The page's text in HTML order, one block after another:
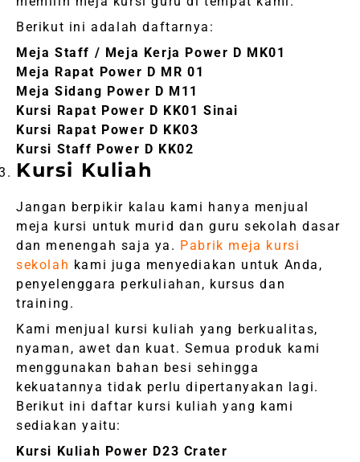
Berikut ini adalah daftarnya:
Meja Staff / Meja Kerja Power D MK01
Meja Rapat Power D MR 01
Meja Sidang Power D M11
Kursi Rapat Power D KK01 Sinai
Kursi Rapat Power D KK03
Kursi Staff Power D KK02
Kursi Kuliah
Jangan berpikir kalau kami hanya menjual
meja kursi untuk murid dan guru sekolah dasar
dan menengah saja ya. Pabrik meja kursi
sekolah kami juga menyediakan untuk Anda,
penyelenggara perkuliahan, kursus dan
training.
Kami menjual kursi kuliah yang berkualitas,
nyaman, awet dan kuat. Semua produk kami
menggunakan bahan besi sehingga
kekuatannya tidak perlu dipertanyakan lagi.
Berikut ini daftar kursi kuliah yang kami
sediakan yaitu:
Kursi Kuliah Power D23 Crater